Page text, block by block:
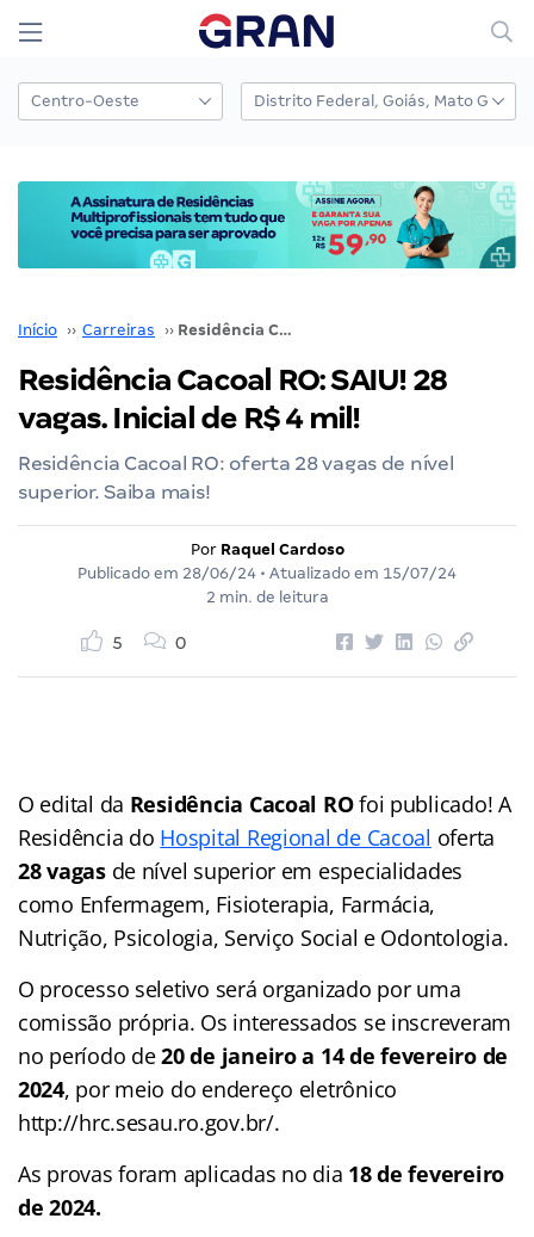
Início ›› Carreiras ›› Residência Cacoal RO: SAIU! 28 vagas. Inicial de R$ 4 mil!
Residência Cacoal RO: SAIU! 28
vagas. Inicial de R$ 4 mil!
Residência Cacoal RO: oferta 28 vagas de nível
superior. Saiba mais!
Por Raquel Cardoso
Publicado em 28/06/24 • Atualizado em 15/07/24
2 min. de leitura
5 0
O edital da Residência Cacoal ROfoi publicado! A
Residência do Hospital Regional de Cacoal oferta
28 vagasde nível superior em especialidades
como Enfermagem, Fisioterapia, Farmácia,
Nutrição, Psicologia, Serviço Social e Odontologia.
O processo seletivo será organizado por uma
comissão própria. Os interessados se inscreveram
no período de20 de janeiro a 14 de fevereiro de
2024, por meio do endereço eletrônico
http://hrc.sesau.ro.gov.br/.
As provas foram aplicadas no dia 18 de fevereiro
de 2024.